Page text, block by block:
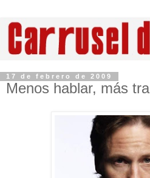
17 de febrero de 2009
Menos hablar, más